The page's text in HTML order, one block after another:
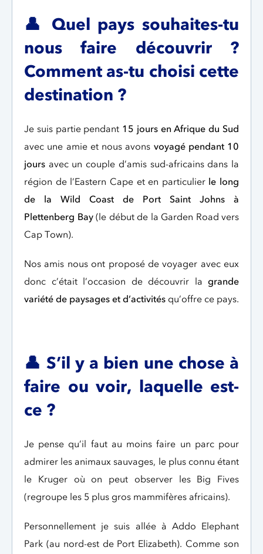
👤 Quel pays souhaites-tu
nous faire découvrir ?
Comment as-tu choisi cette
destination ?
Je suis partie pendant 15 jours en Afrique du Sud
avec une amie et nous avons voyagé pendant 10
jours avec un couple d’amis sud-africains dans la
région de l’Eastern Cape et en particulier le long
de la Wild Coast de Port Saint Johns à
Plettenberg Bay(le début de la Garden Road vers
Cap Town).
Nos amis nous ont proposé de voyager avec eux
donc c’était l’occasion de découvrir la grande
variété de paysages et d’activités qu’offre ce pays.
👤 S’il y a bien une chose à
faire ou voir, laquelle est-
ce ?
Je pense qu’il faut au moins faire un parc pour
admirer les animaux sauvages, le plus connu étant
le Kruger où on peut observer les Big Fives
(regroupe les 5 plus gros mammifères africains).
Personnellement je suis allée à Addo Elephant
Park (au nord-est de Port Elizabeth). Comme son